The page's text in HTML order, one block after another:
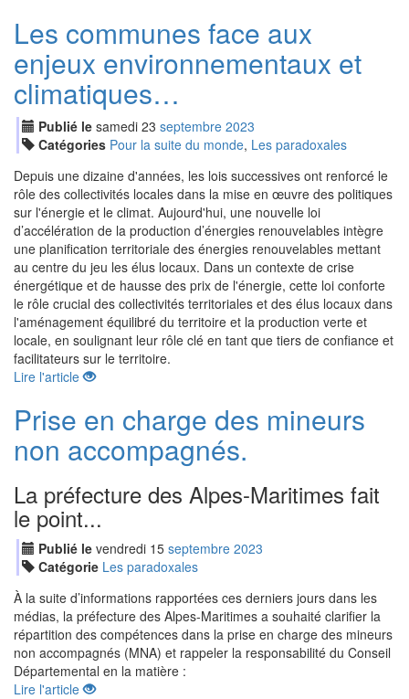
Les communes face aux
enjeux environnementaux et
climatiques…
Publié le samedi 23 septembre 2023
Catégories Pour la suite du monde, Les paradoxales
Depuis une dizaine d'années, les lois successives ont renforcé le
rôle des collectivités locales dans la mise en œuvre des politiques
sur l'énergie et le climat. Aujourd'hui, une nouvelle loi
d’accélération de la production d’énergies renouvelables intègre
une planification territoriale des énergies renouvelables mettant
au centre du jeu les élus locaux. Dans un contexte de crise
énergétique et de hausse des prix de l'énergie, cette loi conforte
le rôle crucial des collectivités territoriales et des élus locaux dans
l'aménagement équilibré du territoire et la production verte et
locale, en soulignant leur rôle clé en tant que tiers de confiance et
facilitateurs sur le territoire.
Lire l'article
Prise en charge des mineurs
non accompagnés.
La préfecture des Alpes-Maritimes fait
le point...
Publié le vendredi 15 septembre 2023
Catégorie Les paradoxales
À la suite d’informations rapportées ces derniers jours dans les
médias, la préfecture des Alpes-Maritimes a souhaité clarifier la
répartition des compétences dans la prise en charge des mineurs
non accompagnés (MNA) et rappeler la responsabilité du Conseil
Départemental en la matière :
Lire l'article